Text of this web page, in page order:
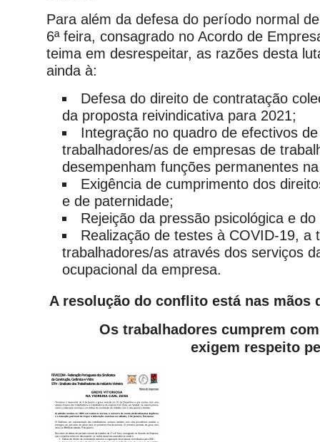
Para além da defesa do período normal
6ª feira, consagrado no Acordo de
teima em desrespeitar, as razões desta
ainda à:
Defesa do direito de contratação
da proposta reivindicativa para 2021;
Integração no quadro de efectivos
trabalhadores/as de empresas de
desempenham funções permanentes
Exigência de cumprimento dos
e de paternidade;
Rejeição da pressão psicológica e
Realização de testes à COVID-19, a
trabalhadores/as através dos serviços
ocupacional da empresa.
A resolução do conflito está nas mãos
Os trabalhadores cumprem
exigem respeito